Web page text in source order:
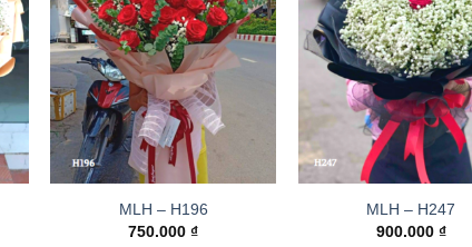
MLH – H196
750.000₫
MLH – H247
900.000 ₫